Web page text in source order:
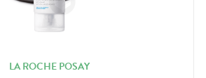
LA ROCHE POSAY